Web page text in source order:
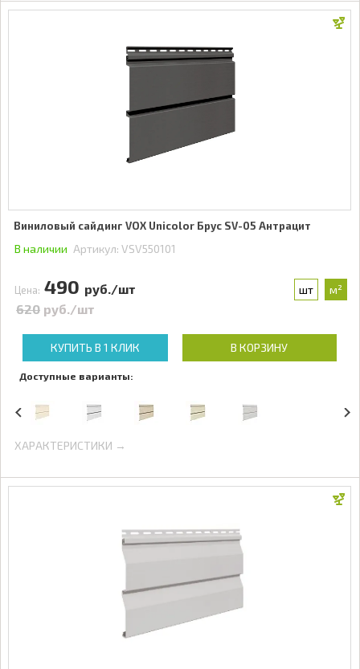
Виниловый сайдинг VOX Unicolor Брус SV-05 Антрацит
В наличии Артикул: VSV550101
Цена: 490 руб./шт шт м²
620 руб./шт
КУПИТЬ В 1 КЛИК В КОРЗИНУ
Доступные варианты:
ХАРАКТЕРИСТИКИ →